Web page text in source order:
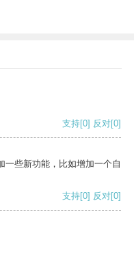
支持[0] 反对[0]
一些新功能，比如增加一个自
支持[0] 反对[0]